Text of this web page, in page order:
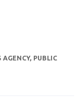
, PUBLIC